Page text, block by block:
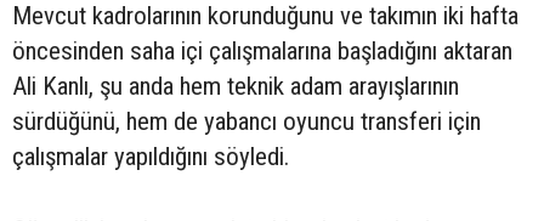
Mevcut kadrolarının korunduğunu ve takımın iki hafta
öncesinden saha içi çalışmalarına başladığını aktaran
Ali Kanlı, şu anda hem teknik adam arayışlarının
sürdüğünü, hem de yabancı oyuncu transferi için
çalışmalar yapıldığını söyledi.